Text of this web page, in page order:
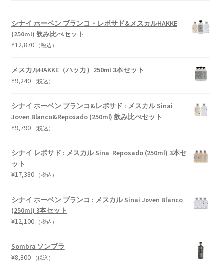
シナイ ホーベン ブランコ・レポサド&メスカルHAKKE
(250ml) 飲み比べセット
¥12,870 （税込）
メスカルHAKKE（ハッカ）250ml 3本セット
¥9,240 （税込）
シナイ ホーベン ブランコ&レポサド : メスカル Sinai
Joven Blanco&Reposado (250ml) 飲み比べセット
¥9,790 （税込）
シナイ レポサド : メスカル Sinai Reposado (250ml) 3本セ
ット
¥17,380 （税込）
シナイ ホーベン ブランコ : メスカル Sinai Joven Blanco
(250ml) 3本セット
¥12,100 （税込）
Sombra ソンブラ
¥8,800 （税込）